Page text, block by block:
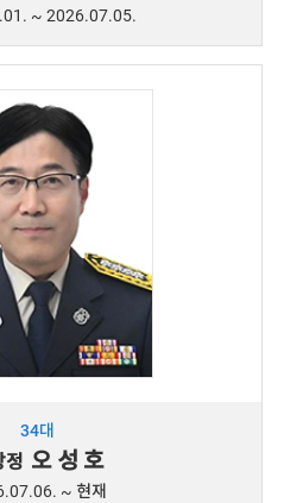
~ 2026.07.05.
34대
정 오 성 호
~ 현재